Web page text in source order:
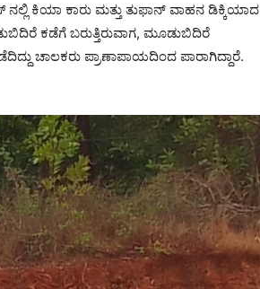
ಕಿಯಾ ಕಾರು ಮತ್ತು ತುಫಾನ್ ವಾಹನ ಡಿಕ್ಕಿಯಾದ
ಕಡೆಗೆ ಬರುತ್ತಿರುವಾಗ, ಮೂಡುಬಿದಿರೆ
ಚಾಲಕರು ಪ್ರಾಣಾಪಾಯದಿಂದ ಪಾರಾಗಿದ್ದಾರೆ.